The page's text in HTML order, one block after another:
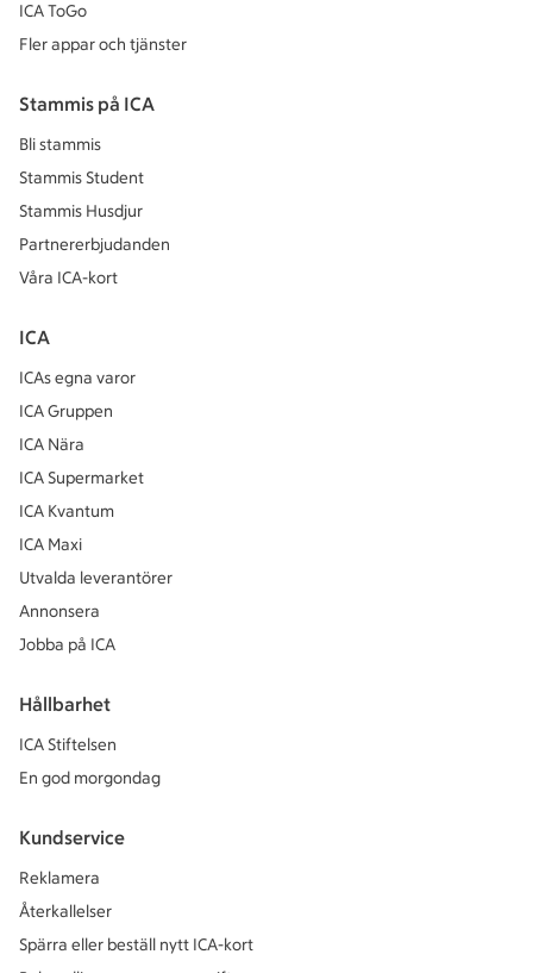
ICA ToGo
Fler appar och tjänster
Stammis på ICA
Bli stammis
Stammis Student
Stammis Husdjur
Partnererbjudanden
Våra ICA-kort
ICA
ICAs egna varor
ICA Gruppen
ICA Nära
ICA Supermarket
ICA Kvantum
ICA Maxi
Utvalda leverantörer
Annonsera
Jobba på ICA
Hållbarhet
ICA Stiftelsen
En god morgondag
Kundservice
Reklamera
Återkallelser
Spärra eller beställ nytt ICA-kort